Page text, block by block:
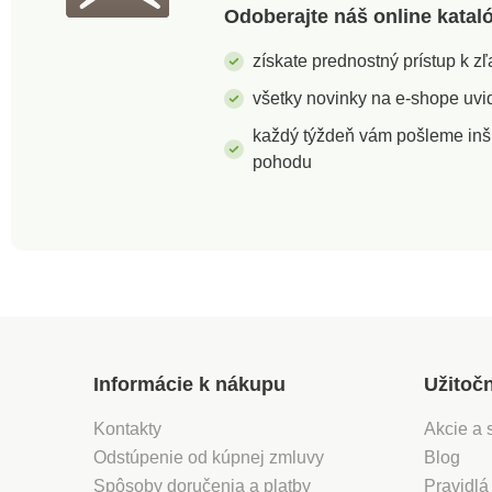
Odoberajte náš online
získate prednostný prístup k
všetky novinky na e-shope
každý týždeň vám pošleme
pohodu
Informácie k nákupu
Kontakty
Odstúpenie od kúpnej zmluvy
Spôsoby doručenia a platby
Akcie a
Blog